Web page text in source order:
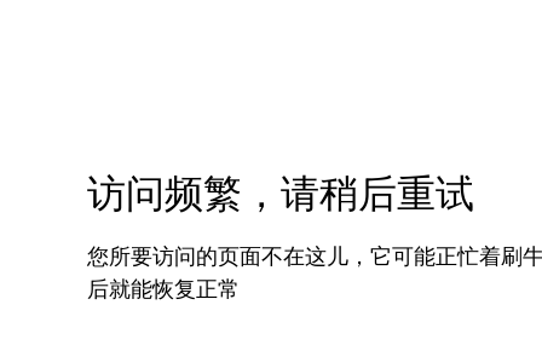
访问频繁，请稍后重试
您所要访问的页面不在这儿，它可能正忙着刷
后就能恢复正常